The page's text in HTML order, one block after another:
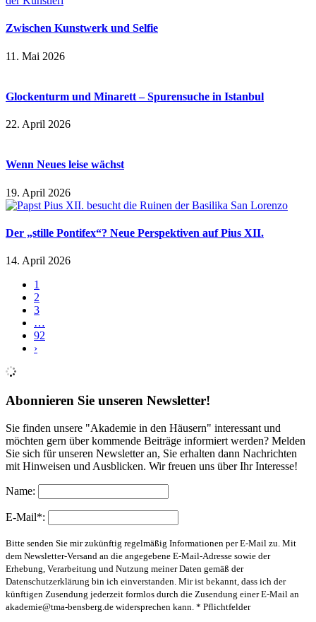
Zwischen Kunstwerk und Selfie
11. Mai 2026
Glockenturm und Minarett – Spurensuche in Istanbul
22. April 2026
Wenn Neues leise wächst
19. April 2026
Der „stille Pontifex“? Neue Perspektiven auf Pius XII.
14. April 2026
1
2
3
…
92
›
Abonnieren Sie unseren Newsletter!
Sie finden unsere "Akademie in den Häusern" interessant und
möchten gern über kommende Beiträge informiert werden? Melden
Sie sich für unseren Newsletter an, Sie erhalten dann Nachrichten
mit Hinweisen und Ausblicken. Wir freuen uns über Ihr Interesse!
Name:
E-Mail*:
Bitte senden Sie mir zukünftig regelmäßig Informationen per E-Mail zu. Mit
dem Newsletter-Versand an die angegebene E-Mail-Adresse sowie der
Erhebung, Verarbeitung und Nutzung meiner Daten gemäß der
Datenschutzerklärung bin ich einverstanden. Mir ist bekannt, dass ich der
künftigen Zusendung jederzeit formlos durch die Zusendung einer E-Mail an
akademie@tma-bensberg.de widersprechen kann. * Pflichtfelder